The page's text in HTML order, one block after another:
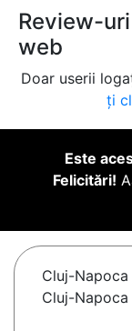
Review-
web
Doar userii
ți
Este
Felicitări!
Cluj-Napoca
Cluj-Napoca